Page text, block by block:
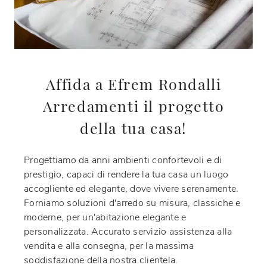
Affida a Efrem Rondalli
Arredamenti il progetto
della tua casa!
Progettiamo da anni ambienti confortevoli e di
prestigio, capaci di rendere la tua casa un luogo
accogliente ed elegante, dove vivere serenamente.
Forniamo soluzioni d'arredo su misura, classiche e
moderne, per un'abitazione elegante e
personalizzata. Accurato servizio assistenza alla
vendita e alla consegna, per la massima
soddisfazione della nostra clientela.